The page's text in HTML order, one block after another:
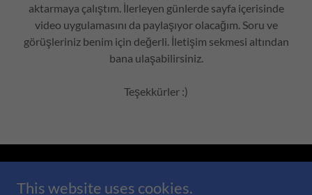
aktarmaya çalıştım. İlerleyen günlerde sayfa içerisinde
video uygulamasını da paylaşıyor olacağım. Soru ve
görüşleriniz benim için değerli. İletişim sekmesi altından
bana ulaşabilirsiniz.
Teşekkürler :)
Copyright © 2026 Yavuz Selim AKTÜRK - All Rights
This website uses cookies.